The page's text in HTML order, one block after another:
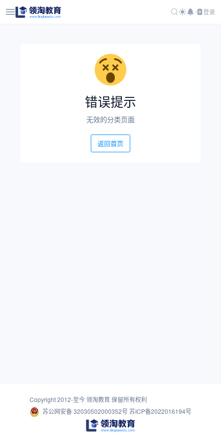
登录
错误提示
无效的分类页面
返回首页
Copyright 2012-至今领淘教育.保留所有权利
苏公网安备 32030502000352号 苏ICP备2022016194号